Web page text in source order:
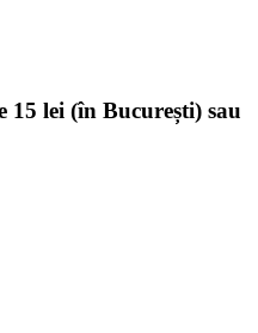
15 lei (în București) sau